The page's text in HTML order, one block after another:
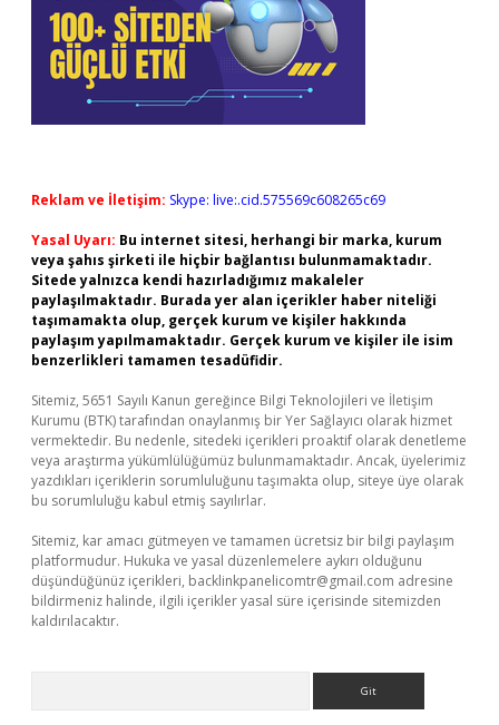
Reklam ve İletişim: Skype: live:.cid.575569c608265c69
Yasal Uyarı: Bu internet sitesi, herhangi bir marka, kurum
veya şahıs şirketi ile hiçbir bağlantısı bulunmamaktadır.
Sitede yalnızca kendi hazırladığımız makaleler
paylaşılmaktadır. Burada yer alan içerikler haber niteliği
taşımamakta olup, gerçek kurum ve kişiler hakkında
paylaşım yapılmamaktadır. Gerçek kurum ve kişiler ile isim
benzerlikleri tamamen tesadüfidir.
Sitemiz, 5651 Sayılı Kanun gereğince Bilgi Teknolojileri ve İletişim
Kurumu (BTK) tarafından onaylanmış bir Yer Sağlayıcı olarak hizmet
vermektedir. Bu nedenle, sitedeki içerikleri proaktif olarak denetleme
veya araştırma yükümlülüğümüz bulunmamaktadır. Ancak, üyelerimiz
yazdıkları içeriklerin sorumluluğunu taşımakta olup, siteye üye olarak
bu sorumluluğu kabul etmiş sayılırlar.
Sitemiz, kar amacı gütmeyen ve tamamen ücretsiz bir bilgi paylaşım
platformudur. Hukuka ve yasal düzenlemelere aykırı olduğunu
düşündüğünüz içerikleri, backlinkpanelicomtr@gmail.com adresine
bildirmeniz halinde, ilgili içerikler yasal süre içerisinde sitemizden
kaldırılacaktır.